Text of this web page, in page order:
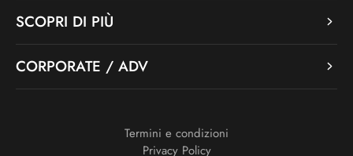
SCOPRI DI PIÙ
CORPORATE / ADV
Termini e condizioni
Privacy Policy